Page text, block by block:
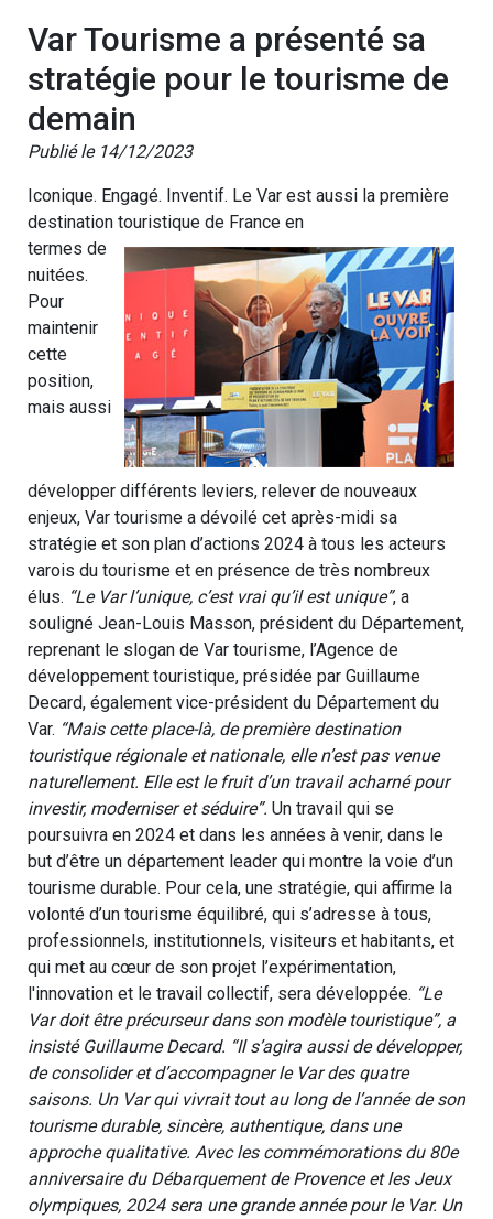
Var Tourisme a présenté sa
stratégie pour le tourisme de
demain
Publié le 14/12/2023
Iconique. Engagé. Inventif. Le Var est aussi la première
destination touristique de France en
termes de
nuitées.
Pour
maintenir
cette
position,
mais aussi
développer différents leviers, relever de nouveaux
enjeux, Var tourisme a dévoilé cet après-midi sa
stratégie et son plan d’actions 2024 à tous les acteurs
varois du tourisme et en présence de très nombreux
élus. “Le Var l’unique, c’est vrai qu’il est unique”, a
souligné Jean-Louis Masson, président du Département,
reprenant le slogan de Var tourisme, l’Agence de
développement touristique, présidée par Guillaume
Decard, également vice-président du Département du
Var. “Mais cette place-là, de première destination
touristique régionale et nationale, elle n’est pas venue
naturellement. Elle est le fruit d’un travail acharné pour
investir, moderniser et séduire”. Un travail qui se
poursuivra en 2024 et dans les années à venir, dans le
but d’être un département leader qui montre la voie d’un
tourisme durable. Pour cela, une stratégie, qui affirme la
volonté d’un tourisme équilibré, qui s’adresse à tous,
professionnels, institutionnels, visiteurs et habitants, et
qui met au cœur de son projet l’expérimentation,
l'innovation et le travail collectif, sera développée. “Le
Var doit être précurseur dans son modèle touristique”, a
insisté Guillaume Decard. “Il s’agira aussi de développer,
de consolider et d’accompagner le Var des quatre
saisons. Un Var qui vivrait tout au long de l’année de son
tourisme durable, sincère, authentique, dans une
approche qualitative. Avec les commémorations du 80e
anniversaire du Débarquement de Provence et les Jeux
olympiques, 2024 sera une grande année pour le Var. Un